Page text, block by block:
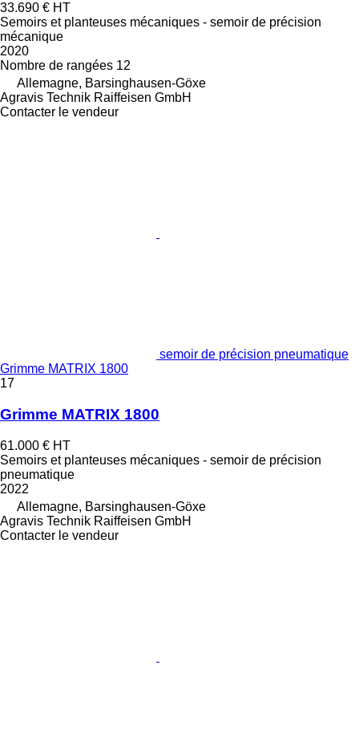
33.690 € HT
Semoirs et planteuses mécaniques - semoir de précision
mécanique
2020
Nombre de rangées 12
Allemagne, Barsinghausen-Göxe
Agravis Technik Raiffeisen GmbH
Contacter le vendeur
semoir de précision pneumatique
Grimme MATRIX 1800
17
Grimme MATRIX 1800
61.000 € HT
Semoirs et planteuses mécaniques - semoir de précision
pneumatique
2022
Allemagne, Barsinghausen-Göxe
Agravis Technik Raiffeisen GmbH
Contacter le vendeur